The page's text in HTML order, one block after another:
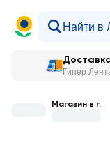
Гипер
Магазин в г.